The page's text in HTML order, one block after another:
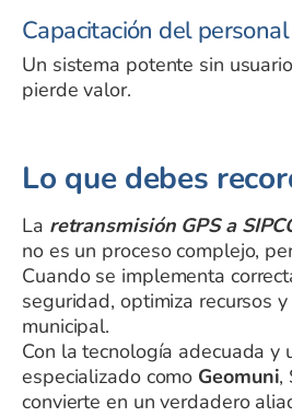
Capacitación del
Un sistema potente sin
pierde valor.
Lo que debes
La retransmisión GPS a
no es un proceso complejo,
Cuando se implementa
seguridad, optimiza recursos
municipal.
Con la tecnología adecuada y
especializado como Geomuni,
convierte en un verdadero